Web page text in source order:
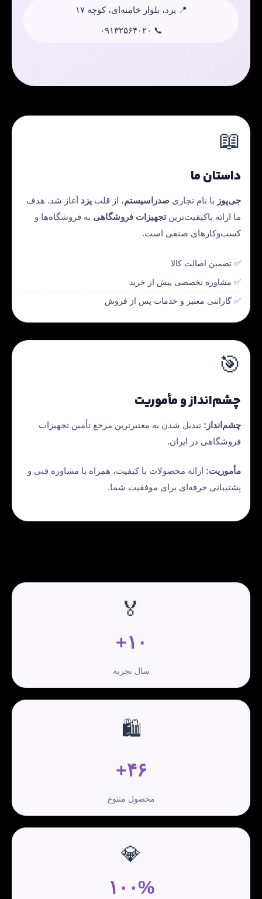
📍 یزد، بلوار خامنه‌ای، کوچه ۱۷
📞 ۰۹۱۳۲۵۶۴۰۲۰
📖
داستان ما
جی‌پوز با نام تجاری صدراسیستم، از قلب یزد آغاز شد. هدف
ما ارائه باکیفیت‌ترینتجهیزات فروشگاهی به فروشگاه‌ها و
کسب‌وکارهای صنفی است.
✅ تضمین اصالت کالا
✅ مشاوره تخصصی پیش از خرید
✅ گارانتی معتبر و خدمات پس از فروش
🎯
چشم‌انداز و مأموریت
چشم‌انداز: تبدیل شدن به معتبرترین مرجع تأمین تجهیزات
فروشگاهی در ایران.
مأموریت: ارائه محصولات با کیفیت، همراه با مشاوره فنی و
پشتیبانی حرفه‌ای برای موفقیت شما.
🏅
۱۰+
سال تجربه
🛍️
۴۶+
محصول متنوع
💎
۱۰۰%